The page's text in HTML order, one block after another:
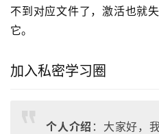
不到对应文件了，激活也就
它。
加入私密学习圈
个人介绍 ：大家好，